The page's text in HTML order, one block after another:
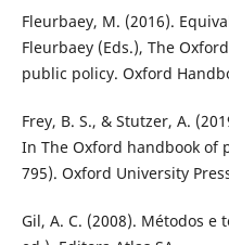
Fleurbaey, M. (2016).
Fleurbaey (Eds.), The
public policy. Oxford
Frey, B. S., & Stutzer, A.
In The Oxford handbook of
795). Oxford University
Gil, A. C. (2008). Métodos e